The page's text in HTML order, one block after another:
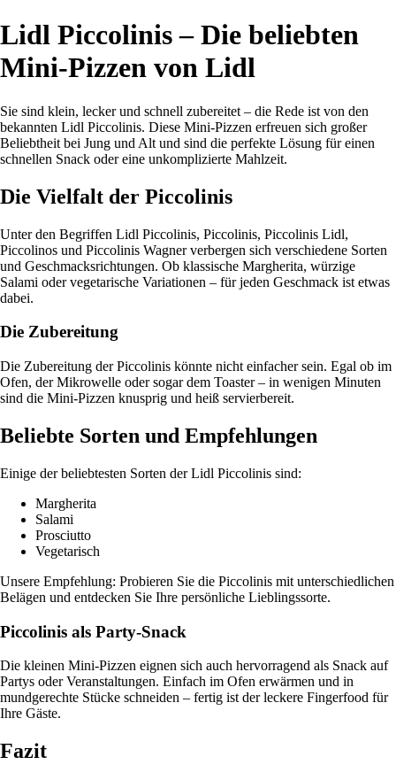
Lidl Piccolinis – Die beliebten
Mini-Pizzen von Lidl
Sie sind klein, lecker und schnell zubereitet – die Rede ist von den
bekannten Lidl Piccolinis. Diese Mini-Pizzen erfreuen sich großer
Beliebtheit bei Jung und Alt und sind die perfekte Lösung für einen
schnellen Snack oder eine unkomplizierte Mahlzeit.
Die Vielfalt der Piccolinis
Unter den Begriffen Lidl Piccolinis, Piccolinis, Piccolinis Lidl,
Piccolinos und Piccolinis Wagner verbergen sich verschiedene Sorten
und Geschmacksrichtungen. Ob klassische Margherita, würzige
Salami oder vegetarische Variationen – für jeden Geschmack ist etwas
dabei.
Die Zubereitung
Die Zubereitung der Piccolinis könnte nicht einfacher sein. Egal ob im
Ofen, der Mikrowelle oder sogar dem Toaster – in wenigen Minuten
sind die Mini-Pizzen knusprig und heiß servierbereit.
Beliebte Sorten und Empfehlungen
Einige der beliebtesten Sorten der Lidl Piccolinis sind:
Margherita
Salami
Prosciutto
Vegetarisch
Unsere Empfehlung: Probieren Sie die Piccolinis mit unterschiedlichen
Belägen und entdecken Sie Ihre persönliche Lieblingssorte.
Piccolinis als Party-Snack
Die kleinen Mini-Pizzen eignen sich auch hervorragend als Snack auf
Partys oder Veranstaltungen. Einfach im Ofen erwärmen und in
mundgerechte Stücke schneiden – fertig ist der leckere Fingerfood für
Ihre Gäste.
Fazit